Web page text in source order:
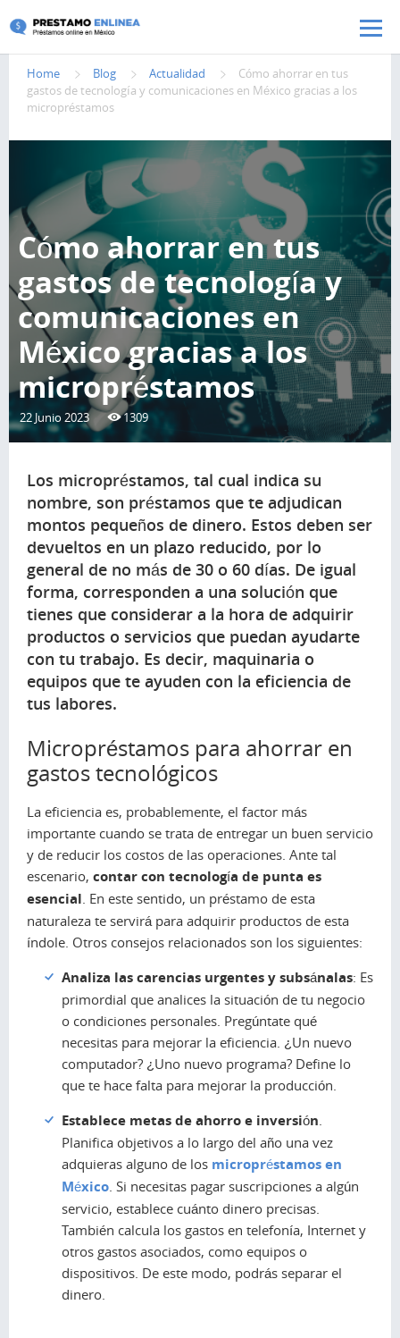
Pasar al contenido principal
Home Blog Actualidad
Cómo ahorrar en tus
gastos de tecnología y comunicaciones en México gracias a los
micropréstamos
Cómo ahorrar en tus
gastos de tecnología y
comunicaciones en
México gracias a los
micropréstamos
22 Junio 2023 1309
Los micropréstamos, tal cual indica su
nombre, son préstamos que te adjudican
montos pequeños de dinero. Estos deben ser
devueltos en un plazo reducido, por lo
general de no más de 30 o 60 días. De igual
forma, corresponden a una solución que
tienes que considerar a la hora de adquirir
productos o servicios que puedan ayudarte
con tu trabajo. Es decir, maquinaria o
equipos que te ayuden con la eficiencia de
tus labores.
Micropréstamos para ahorrar en
gastos tecnológicos
La eficiencia es, probablemente, el factor más
importante cuando se trata de entregar un buen servicio
y de reducir los costos de las operaciones. Ante tal
escenario, contar con tecnología de punta es
esencial . En este sentido, un préstamo de esta
naturaleza te servirá para adquirir productos de esta
índole. Otros consejos relacionados son los siguientes:
Analiza las carencias urgentes y subsánalas: Es
primordial que analices la situación de tu negocio
o condiciones personales. Pregúntate qué
necesitas para mejorar la eficiencia. ¿Un nuevo
computador? ¿Uno nuevo programa? Define lo
que te hace falta para mejorar la producción.
Establece metas de ahorro e inversión
Planifica objetivos a lo largo del año una vez
adquieras alguno de los micropréstamos en
México . Si necesitas pagar suscripciones a algún
servicio, establece cuánto dinero precisas.
También calcula los gastos en telefonía, Internet y
otros gastos asociados, como equipos o
dispositivos. De este modo, podrás separar el
dinero.